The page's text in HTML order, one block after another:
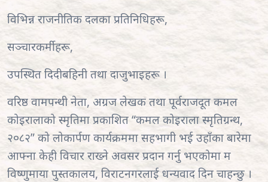
विभिन्न राजनीतिक दलका प्रतिनिधिहरू,
सञ्चारकर्मीहरू,
उपस्थित दिदीबहिनी तथा दाजुभाइहरू ।
वरिष्ठ वामपन्थी नेता, अग्रज लेखक तथा पूर्वराजदूत कमल
कोइरालाको स्मृतिमा प्रकाशित “कमल कोइराला स्मृतिग्रन्थ,
२०८२” को लोकार्पण कार्यक्रममा सहभागी भई उहाँका बारेमा
आफ्ना केही विचार राख्ने अवसर प्रदान गर्नु भएकोमा म
विष्णुमाया पुस्तकालय, विराटनगरलाई धन्यवाद दिन चाहन्छु ।